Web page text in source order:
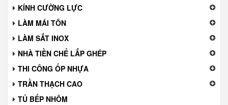
KÍNH CƯỜNG LỰC
LÀM MÁI TÔN
LÀM SẮT INOX
NHÀ TIỀN CHẾ LẮP GHÉP
THI CÔNG ỐP NHỰA
TRẦN THẠCH CAO
TỦ BẾP NHÔM